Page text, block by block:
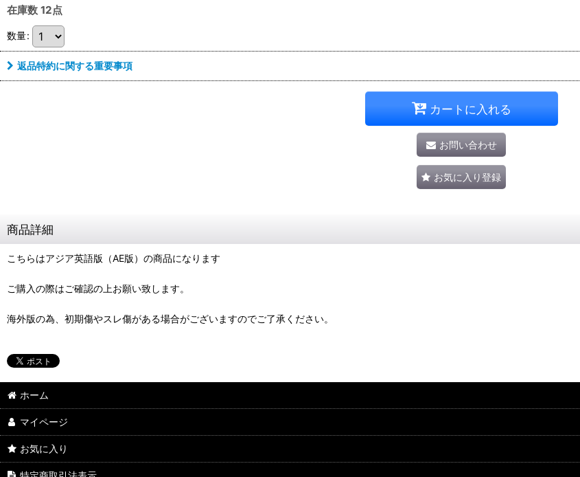
在庫数 12点
数量:
返品特約に関する重要事項
カートに入れる
お問い合わせ
お気に入り登録
商品詳細
こちらはアジア英語版（AE版）の商品になります
ご購入の際はご確認の上お願い致します。
海外版の為、初期傷やスレ傷がある場合がございますのでご了承ください。
ホーム
マイページ
お気に入り